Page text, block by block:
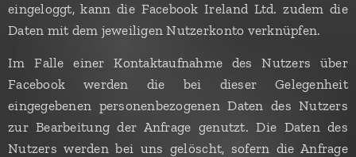
eingeloggt, kann die Facebook Ireland Ltd. zudem die
Daten mit dem jeweiligen Nutzerkonto verknüpfen.
Im Falle einer Kontaktaufnahme des Nutzers über
Facebook werden die bei dieser Gelegenheit
eingegebenen personenbezogenen Daten des Nutzers
zur Bearbeitung der Anfrage genutzt. Die Daten des
Nutzers werden bei uns gelöscht, sofern die Anfrage